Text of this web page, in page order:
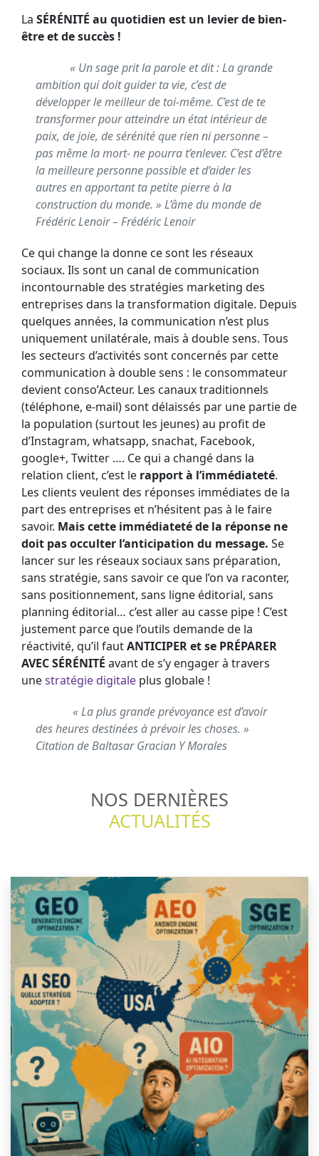
La SÉRÉNITÉ au quotidien est un levier de bien-
être et de succès !
« Un sage prit la parole et dit : La grande
ambition qui doit guider ta vie, c’est de
développer le meilleur de toi-même. C’est de te
transformer pour atteindre un état intérieur de
paix, de joie, de sérénité que rien ni personne –
pas même la mort- ne pourra t’enlever. C’est d’être
la meilleure personne possible et d’aider les
autres en apportant ta petite pierre à la
construction du monde. » L’âme du monde de
Frédéric Lenoir – Frédéric Lenoir
Ce qui change la donne ce sont les réseaux
sociaux. Ils sont un canal de communication
incontournable des stratégies marketing des
entreprises dans la transformation digitale. Depuis
quelques années, la communication n’est plus
uniquement unilatérale, mais à double sens. Tous
les secteurs d’activités sont concernés par cette
communication à double sens : le consommateur
devient conso’Acteur. Les canaux traditionnels
(téléphone, e-mail) sont délaissés par une partie de
la population (surtout les jeunes) au profit de
d’Instagram, whatsapp, snachat, Facebook,
google+, Twitter …. Ce qui a changé dans la
relation client, c’est le rapport à l’immédiateté.
Les clients veulent des réponses immédiates de la
part des entreprises et n’hésitent pas à le faire
savoir. Mais cette immédiateté de la réponse ne
doit pas occulter l’anticipation du message. Se
lancer sur les réseaux sociaux sans préparation,
sans stratégie, sans savoir ce que l’on va raconter,
sans positionnement, sans ligne éditorial, sans
planning éditorial… c’est aller au casse pipe ! C’est
justement parce que l’outils demande de la
réactivité, qu’il fautANTICIPER et se PRÉPARER
AVEC SÉRÉNITÉ avant de s’y engager à travers
unestratégie digitale plus globale !
« La plus grande prévoyance est d’avoir
des heures destinées à prévoir les choses. »
Citation de Baltasar Gracian Y Morales
NOS DERNIÈRES
ACTUALITÉS